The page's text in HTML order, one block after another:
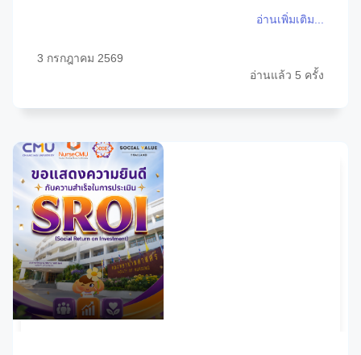
อ่านเพิ่มเติม...
3 กรกฎาคม 2569
อ่านแล้ว 5 ครั้ง